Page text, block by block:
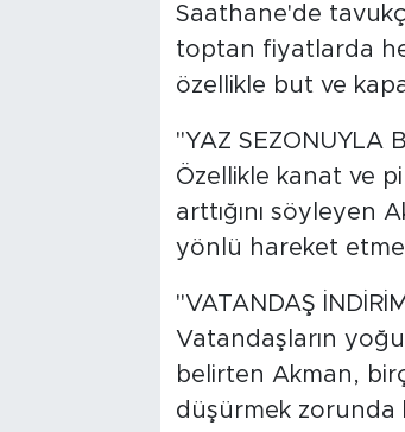
Saathane'de
toptan fiyatlarda
özellikle but ve
"YAZ SEZONUYLA
Özellikle kanat ve
arttığını söyleyen
yönlü hareket
"VATANDAŞ
Vatandaşların
belirten Akman,
düşürmek zorunda